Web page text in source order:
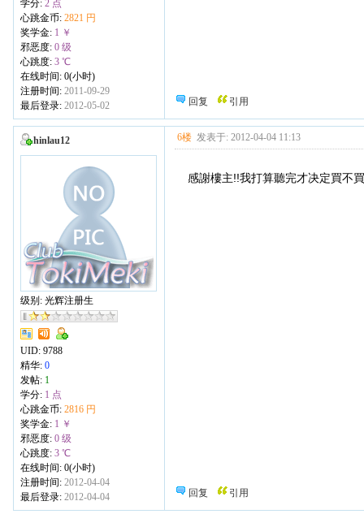
学分: 2 点
心跳金币: 2821 円
奖学金: 1 ￥
邪恶度: 0 级
心跳度: 3 ℃
在线时间: 0(小时)
注册时间: 2011-09-29
最后登录: 2012-05-02 回复 引用
hinlau12
级别: 光辉注册生
UID: 9788
精华: 0
发帖: 1
学分: 1 点
心跳金币: 2816 円
奖学金: 1 ￥
邪恶度: 0 级
心跳度: 3 ℃
在线时间: 0(小时)
注册时间: 2012-04-04
最后登录: 2012-04-04
6楼 发表于: 2012-04-04 11:13
感謝樓主!!我打算聽完才决定買不
回复 引用